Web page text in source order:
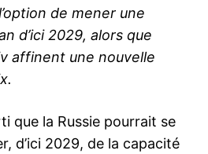
de mener une
d’ici 2029, alors que
affinent une nouvelle
que la Russie pourrait se
d’ici 2029, de la capacité